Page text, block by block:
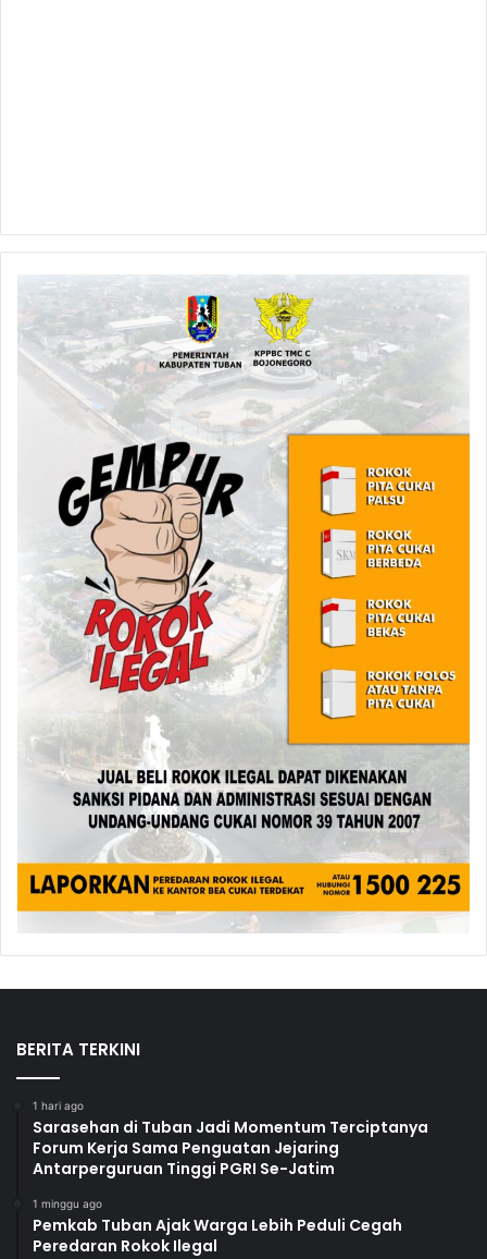
BERITA TERKINI
1 hari ago
Sarasehan di Tuban Jadi Momentum Terciptanya
Forum Kerja Sama Penguatan Jejaring
Antarperguruan Tinggi PGRI Se-Jatim
1 minggu ago
Pemkab Tuban Ajak Warga Lebih Peduli Cegah
Peredaran Rokok Ilegal